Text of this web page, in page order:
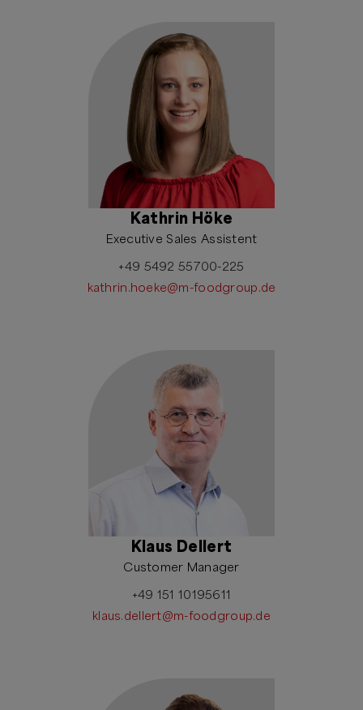
Kathrin Höke
Executive Sales Assistent
+49 5492 55700-225
kathrin.hoeke@m-foodgroup.de
Klaus Dellert
Customer Manager
+49 151 10195611
klaus.dellert@m-foodgroup.de